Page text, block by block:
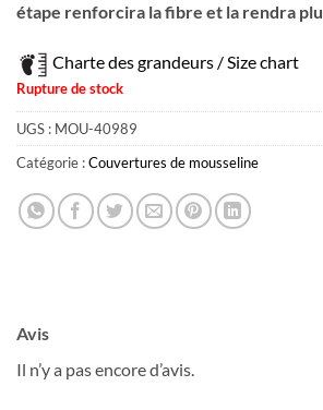
étape renforcira la fibre et la rendra
Charte des grandeurs / Size chart
Rupture de stock
UGS : MOU-40989
Catégorie :Couvertures de mousseline
Avis
Il n’y a pas encore d’avis.